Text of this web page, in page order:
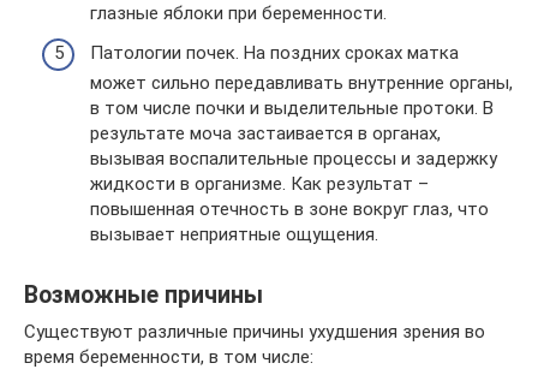
глазные яблоки при беременности.
Патологии почек. На поздних сроках матка
может сильно передавливать внутренние органы,
в том числе почки и выделительные протоки. В
результате моча застаивается в органах,
вызывая воспалительные процессы и задержку
жидкости в организме. Как результат –
повышенная отечность в зоне вокруг глаз, что
вызывает неприятные ощущения.
Возможные причины
Существуют различные причины ухудшения зрения во
время беременности, в том числе: